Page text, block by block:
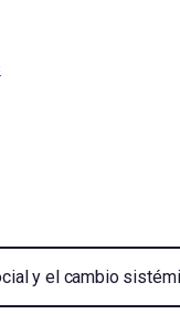
y el cambio